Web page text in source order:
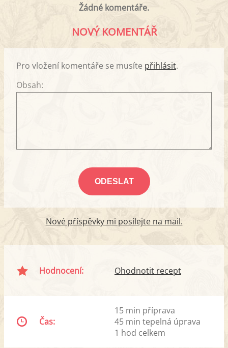
Žádné komentáře.
NOVÝ KOMENTÁŘ
Pro vložení komentáře se musíte přihlásit.
Obsah:
Nové příspěvky mi posílejte na mail.
Hodnocení: Ohodnotit recept
Čas:
15 min příprava
45 min tepelná úprava
1 hod celkem